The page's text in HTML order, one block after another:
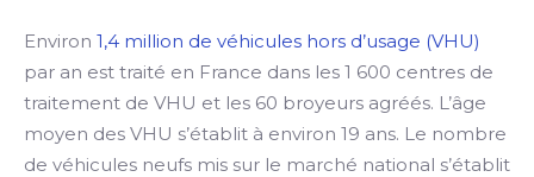
Environ 1,4 million de véhicules hors d’usage (VHU)
par an est traité en France dans les 1 600 centres de
traitement de VHU et les 60 broyeurs agréés. L’âge
moyen des VHU s’établit à environ 19 ans. Le nombre
de véhicules neufs mis sur le marché national s’établit